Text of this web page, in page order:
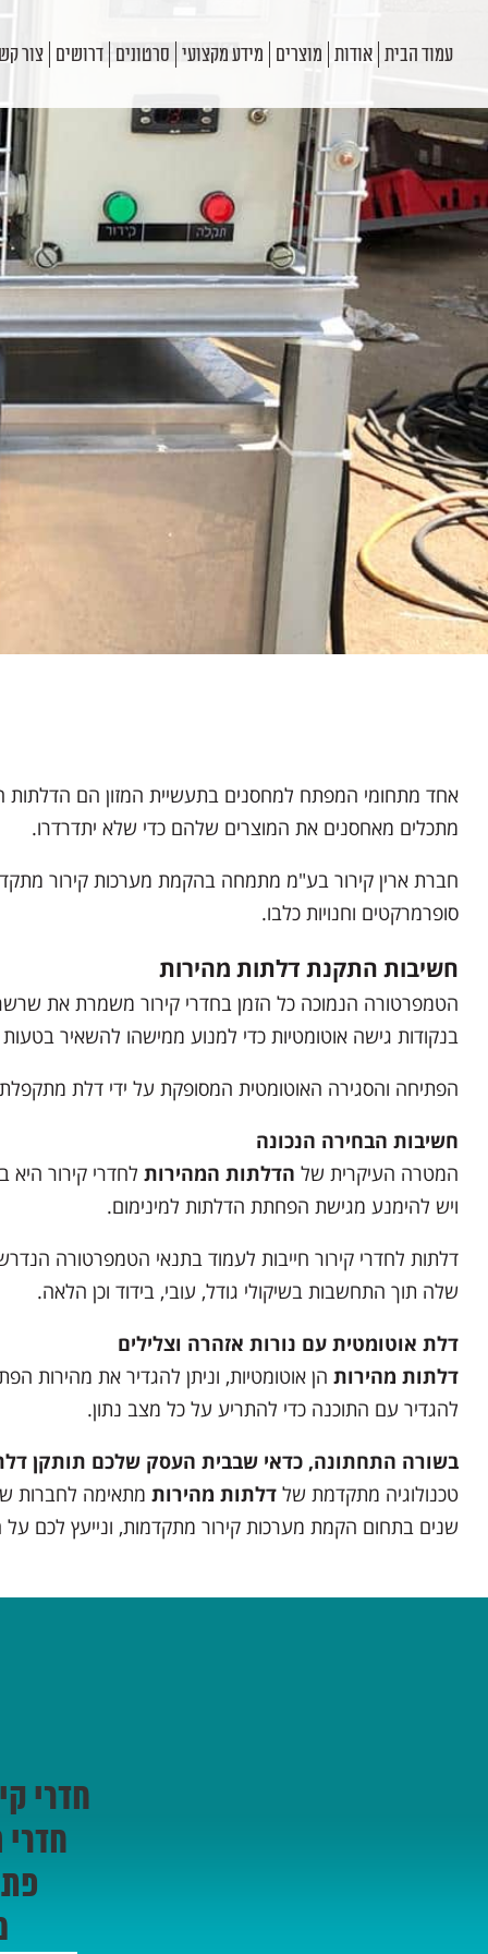
עמוד הבית אודות מוצרים מידע מקצועי סרטונים דרושים צור
אחד מתחומי המפתח למחסנים בתעשיית המזון הם הדלתות
מתכלים מאחסנים את המוצרים שלהם כדי שלא יתדרדרו.
חברת ארין קירור בע"מ מתמחה בהקמת מערכות קירור
סופרמרקטים וחנויות כלבו.
חשיבות התקנת דלתות מהירות
הטמפרטורה הנמוכה כל הזמן בחדרי קירור משמרת את
בנקודות גישה אוטומטיות כדי למנוע ממישהו להשאיר
הפתיחה והסגירה האוטומטית המסופקת על ידי דלת מתקפלת
חשיבות הבחירה הנכונה
המטרה העיקרית של הדלתות המהירותלחדרי קירור היא
ויש להימנע מגישת הפחתת הדלתות למינימום.
דלתות לחדרי קירור חייבות לעמוד בתנאי הטמפרטורה
שלה תוך התחשבות בשיקולי גודל, עובי, בידוד וכן הלאה.
דלת אוטומטית עם נורות אזהרה וצלילים
דלתות מהירות הן אוטומטיות, וניתן להגדיר את מהירות
להגדיר עם התוכנה כדי להתריע על כל מצב נתון.
בשורה התחתונה, כדאי שבבית העסק שלכם תותקן
טכנולוגיה מתקדמת של דלתות מהירות
שנים בתחום הקמת מערכות קירור מתקדמות, ונייעץ לכם
חדרי